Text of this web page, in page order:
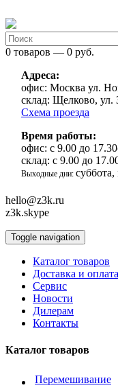
0 товаров — 0 руб.
Адреса:
офис: Москва ул.
склад: Щелково, ул.
Схема проезда
Время работы:
офис: с 9.00 до
склад: с 9.00 до
Выходные дни: суббота,
hello@z3k.ru
z3k.skype
Toggle navigation
Каталог товаров
Доставка и оплата
Сервис
Новости
Дилерам
Контакты
Каталог товаров
Перемешивание